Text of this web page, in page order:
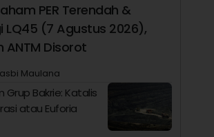
PER Terendah &
LQ45 (7 Agustus 2026),
ANTM Disorot
Maulana
Grup Bakrie: Katalis
atau Euforia